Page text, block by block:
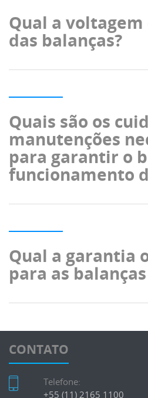
Qual a
das balanças?
Quais são os
manutenções
para garantir o
funcionamento
Qual a garantia
para as balanças
CONTATO
Telefone:
+55 (11) 2165 1100